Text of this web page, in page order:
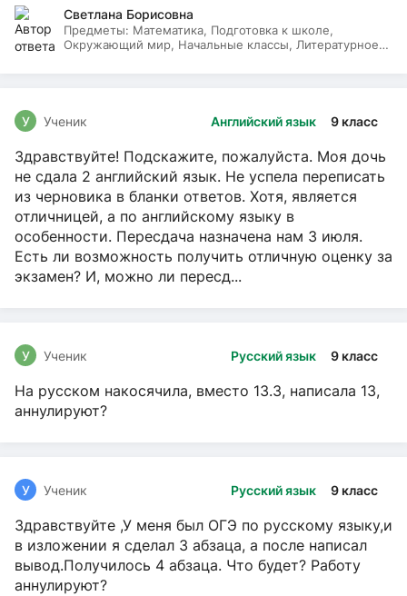
Светлана Борисовна
Предметы: Математика, Подготовка к школе,
Окружающий мир, Начальные классы, Литературное
Английский язык 9 класс
У Ученик
Здравствуйте! Подскажите, пожалуйста. Моя дочь
не сдала 2 английский язык. Не успела переписать
из черновика в бланки ответов. Хотя, является
отличницей, а по английскому языку в
особенности. Пересдача назначена нам 3 июля.
Есть ли возможность получить отличную оценку за
экзамен? И, можно ли пересд...
Русский язык 9 класс
У Ученик
На русском накосячила, вместо 13.3, написала 13,
аннулируют?
Русский язык 9 класс
У Ученик
Здравствуйте ,У меня был ОГЭ по русскому языку,и
в изложении я сделал 3 абзаца, а после написал
вывод.Получилось 4 абзаца. Что будет? Работу
аннулируют?